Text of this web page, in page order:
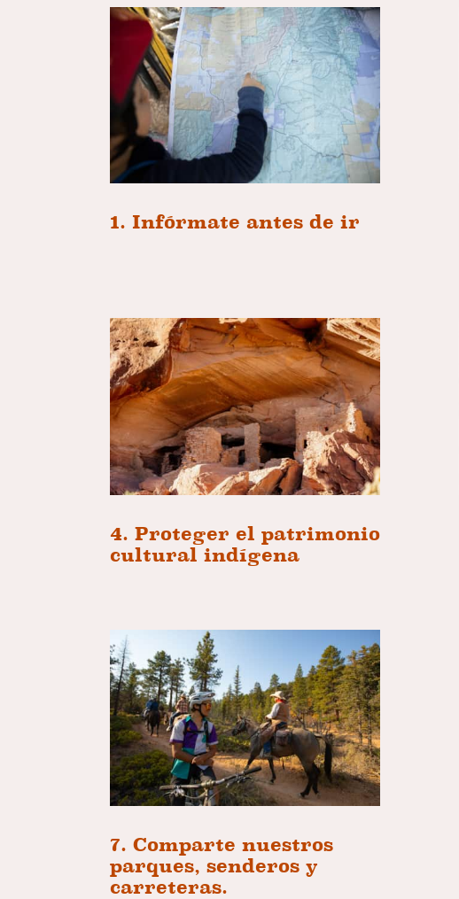
1. Infórmate antes de ir
4. Proteger el patrimonio
cultural indígena
7. Comparte nuestros
parques, senderos y
carreteras.